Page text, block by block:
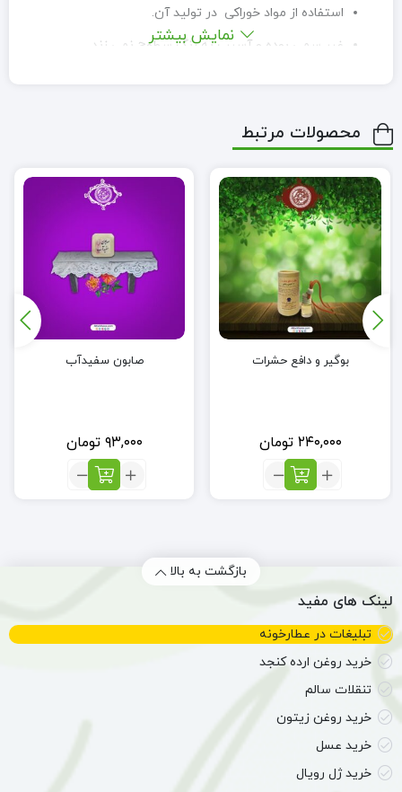
استفاده از مواد خوراکی در تولید آن.
غیر سمی بوده و آسیب به رنگ سطوح نمی زند.
بدون ایجاد حساسیت برای پوست، ریه و چشم (بسیار
مناسب برای افراد دارای #مشکلات_تنفسی).
قدرت پاک­کنندگی بالا.
بدلیل غلظت بالا، چسبناک می باشد و در حین کار به سطوح
می چسبد.
عدم ایجاد آسیب بر روی کاشی و سطوح سرامیکی.
از بین برنده باکتری ها، قارچ ها و جلبک ها و از بین بردن
بوی بد ناشی از آن ها.
نمایش بیشتر
محصولات مرتبط
بوگیر و دافع حشرات
۲۴۰,۰۰۰ تومان
تعداد:
بوگیر
صابون سفیدآب
۹۳,۰۰۰ تومان
تعداد:
صابون
بازگشت به بالا
لینک های مفید
تبلیغات در عطارخونه
خرید روغن ارده کنجد
تنقلات سالم
خرید روغن زیتون
خرید عسل
خرید ژل رویال